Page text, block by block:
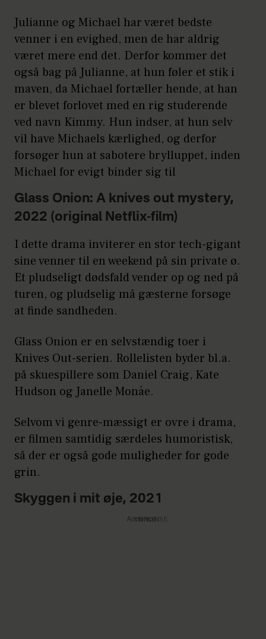
Julianne og Michael har været bedste
venner i en evighed, men de har aldrig
været mere end det. Derfor kommer det
også bag på Julianne, at hun føler et stik i
maven, da Michael fortæller hende, at han
er blevet forlovet med en rig studerende
ved navn Kimmy. Hun indser, at hun selv
vil have Michaels kærlighed, og derfor
forsøger hun at sabotere brylluppet, inden
Michael for evigt binder sig til
Glass Onion: A knives out mystery,
2022 (original Netflix-film)
I dette drama inviterer en stor tech-gigant
sine venner til en weekend på sin private ø.
Et pludseligt dødsfald vender op og ned på
turen, og pludselig må gæsterne forsøge
at finde sandheden.
Glass Onion er en selvstændig toer i
Knives Out-serien. Rollelisten byder bl.a.
på skuespillere som Daniel Craig, Kate
Hudson og Janelle Monáe.
Selvom vi genre-mæssigt er ovre i drama,
er filmen samtidig særdeles humoristisk,
så der er også gode muligheder for gode
grin.
Skyggen i mit øje, 2021
Annonce